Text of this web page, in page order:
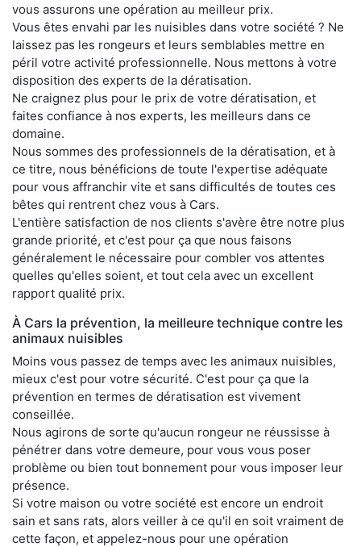
vous assurons une opération au meilleur prix.
Vous êtes envahi par les nuisibles dans votre société ? Ne
laissez pas les rongeurs et leurs semblables mettre en
péril votre activité professionnelle. Nous mettons à votre
disposition des experts de la dératisation.
Ne craignez plus pour le prix de votre dératisation, et
faites confiance à nos experts, les meilleurs dans ce
domaine.
Nous sommes des professionnels de la dératisation, et à
ce titre, nous bénéficions de toute l'expertise adéquate
pour vous affranchir vite et sans difficultés de toutes ces
bêtes qui rentrent chez vous à Cars.
L'entière satisfaction de nos clients s'avère être notre plus
grande priorité, et c'est pour ça que nous faisons
généralement le nécessaire pour combler vos attentes
quelles qu'elles soient, et tout cela avec un excellent
rapport qualité prix.
À Cars la prévention, la meilleure technique contre les
animaux nuisibles
Moins vous passez de temps avec les animaux nuisibles,
mieux c'est pour votre sécurité. C'est pour ça que la
prévention en termes de dératisation est vivement
conseillée.
Nous agirons de sorte qu'aucun rongeur ne réussisse à
pénétrer dans votre demeure, pour vous vous poser
problème ou bien tout bonnement pour vous imposer leur
présence.
Si votre maison ou votre société est encore un endroit
sain et sans rats, alors veiller à ce qu'il en soit vraiment de
cette façon, et appelez-nous pour une opération